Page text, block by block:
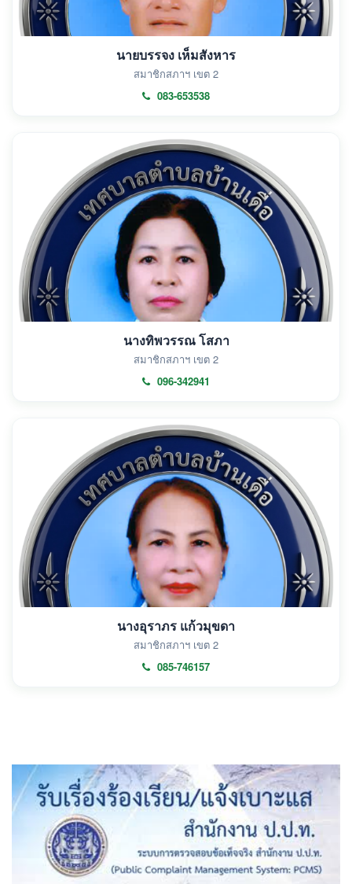
นายบรรจง เห็มสังหาร
สมาชิกสภาฯ เขต 2
083-653538
นางทิพวรรณ โสภา
สมาชิกสภาฯ เขต 2
096-342941
นางอุราภร แก้วมุขดา
สมาชิกสภาฯ เขต 2
085-746157